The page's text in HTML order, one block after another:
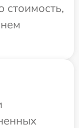
стоимость,